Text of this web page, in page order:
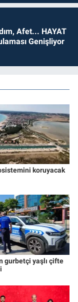
Afet... HAYAT
Genişliyor
koruyacak
gurbetçi yaşlı çifte